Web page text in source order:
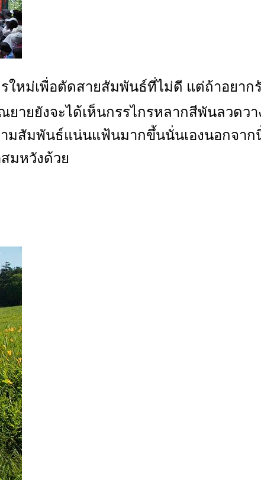
ใหม่เพื่อตัดสายสัมพันธ์ที่ไม่ดี แต่ถ้าอยา
ยยังจะได้เห็นกรรไกรหลากสีพันลวดวาง
มสัมพันธ์แน่นแฟ้นมากขึ้นนั่นเองนอกจาก
มหวังด้วย